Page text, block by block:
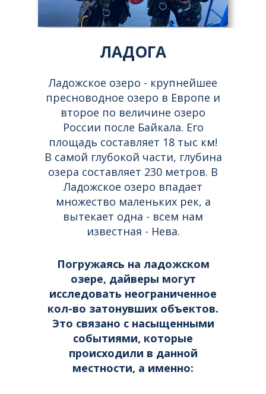
ЛАДОГА
Ладожское озеро - крупнейшее
пресноводное озеро в Европе и
второе по величине озеро
России после Байкала. Его
площадь составляет 18 тыс км!
В самой глубокой части, глубина
озера составляет 230 метров. В
Ладожское озеро впадает
множество маленьких рек, а
вытекает одна - всем нам
известная - Нева.
Погружаясь на ладожском
озере, дайверы могут
исследовать неограниченное
кол-во затонувших объектов.
Это связано с насыщенными
событиями, которые
происходили в данной
местности, а именно: